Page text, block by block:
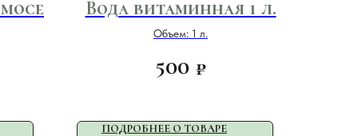
Вода витаминная 1 л.
Объем: 1 л.
500 ₽
ПОДРОБНЕЕ О ТОВАРЕ